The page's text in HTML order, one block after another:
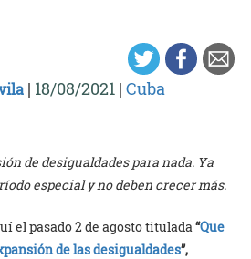
| 18/08/2021 | Cuba
de desigualdades para nada. Ya
especial y no deben crecer más.
el pasado 2 de agosto titulada“Que
de las desigualdades”,